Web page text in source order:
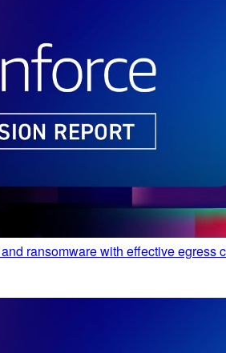
ransomware with effective egress